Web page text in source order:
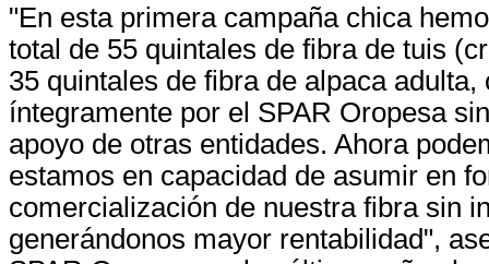
"En esta primera campaña chica
total de 55 quintales de fibra de tuis
35 quintales de fibra de alpaca adulta,
íntegramente por el SPAR Oropesa
apoyo de otras entidades. Ahora
estamos en capacidad de asumir en
comercialización de nuestra fibra sin
generándonos mayor rentabilidad",